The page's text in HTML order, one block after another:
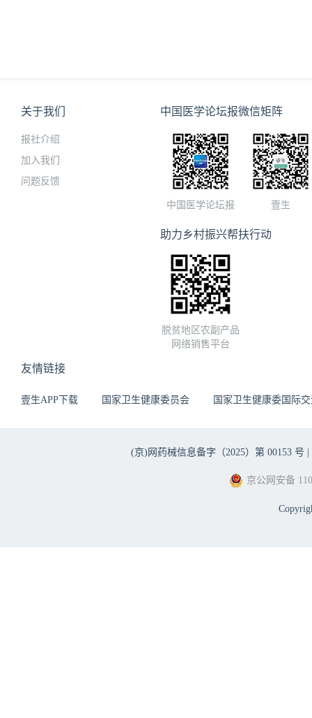
关于我们
报社介绍
加入我们
问题反馈
中国医学论坛报微信矩阵
中国医学论坛报 壹生
助力乡村振兴帮扶行动
脱贫地区农副产品
网络销售平台
友情链接
壹生APP下载 国家卫生健康委员会 国家卫生健康委国际
(京)网药械信息备字（2025）第 00153 号 |
京公网安备